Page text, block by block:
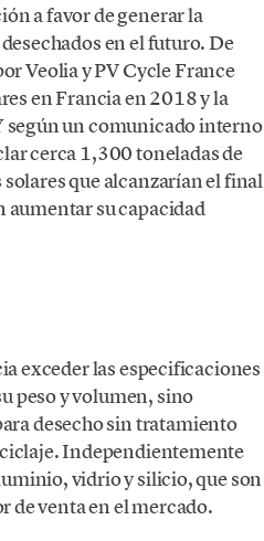
a favor de generar la
en el futuro. De
Veolia y PV Cycle France
en Francia en 2018 y la
según un comunicado interno
cerca 1,300 toneladas de
que alcanzarían el final
aumentar su capacidad
exceder las especificaciones
peso y volumen, sino
desecho sin tratamiento
Independientemente
vidrio y silicio, que son
de venta en el mercado.